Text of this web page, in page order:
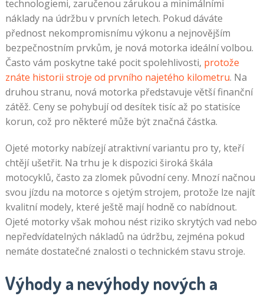
technologiemi, zaručenou zárukou a minimálními
náklady na údržbu v prvních letech. Pokud dáváte
přednost nekompromisnímu výkonu a nejnovějším
bezpečnostním prvkům, je nová motorka ideální volbou.
Často vám poskytne také pocit spolehlivosti, protože
znáte historii stroje od prvního najetého kilometru. Na
druhou stranu, nová motorka představuje větší finanční
zátěž. Ceny se pohybují od desítek tisíc až po statisíce
korun, což pro některé může být značná částka.
Ojeté motorky nabízejí atraktivní variantu pro ty, kteří
chtějí ušetřit. Na trhu je k dispozici široká škála
motocyklů, často za zlomek původní ceny. Mnozí načnou
svou jízdu na motorce s ojetým strojem, protože lze najít
kvalitní modely, které ještě mají hodně co nabídnout.
Ojeté motorky však mohou nést riziko skrytých vad nebo
nepředvídatelných nákladů na údržbu, zejména pokud
nemáte dostatečné znalosti o technickém stavu stroje.
Výhody a nevýhody nových a